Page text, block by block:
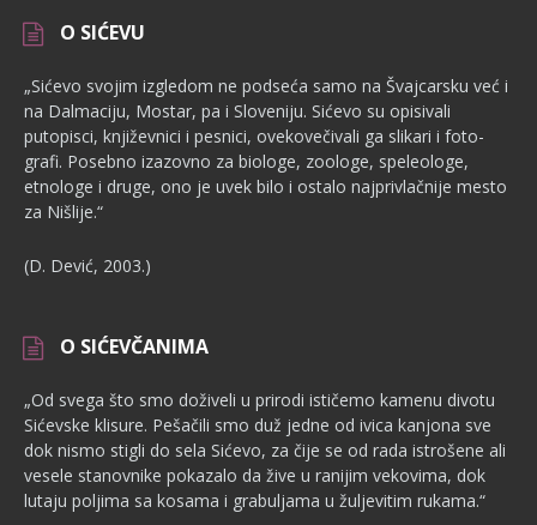
O SIĆEVU
„Sićevo svojim izgledom ne podseća samo na Švajcarsku već i
na Dalmaciju, Mostar, pa i Sloveniju. Sićevo su opisivali
putopisci, književnici i pesnici, ovekovečivali ga slikari i foto­
grafi. Posebno izazovno za biologe, zoologe, speleologe,
etnologe i dru­ge, ono je uvek bilo i ostalo najprivlačnije mesto
za Nišlije.“
(D. Dević, 2003.)
O SIĆEVČANIMA
„Od svega što smo doživeli u prirodi ističemo kamenu divotu
Sićevske klisure. Pešačili smo duž jedne od ivica kanjona sve
dok nismo stigli do sela Sićevo, za čije se od rada istrošene ali
vesele stanovnike pokazalo da žive u ranijim vekovima, dok
lutaju poljima sa kosama i grabuljama u žuljevitim rukama.“